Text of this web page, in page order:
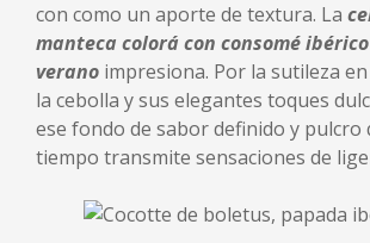
con como un aporte de textura. La
manteca colorá con consomé
verano impresiona. Por la sutileza
la cebolla y sus elegantes toques
ese fondo de sabor definido y pulcro
tiempo transmite sensaciones de